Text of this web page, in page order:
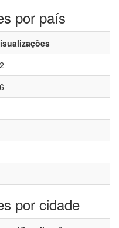
por país
por cidade